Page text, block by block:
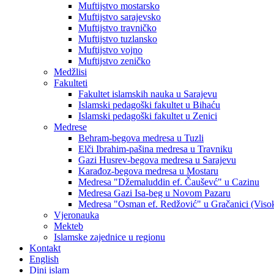
Muftijstvo mostarsko
Muftijstvo sarajevsko
Muftijstvo travničko
Muftijstvo tuzlansko
Muftijstvo vojno
Muftijstvo zeničko
Medžlisi
Fakulteti
Fakultet islamskih nauka u Sarajevu
Islamski pedagoški fakultet u Bihaću
Islamski pedagoški fakultet u Zenici
Medrese
Behram-begova medresa u Tuzli
Elči Ibrahim-pašina medresa u Travniku
Gazi Husrev-begova medresa u Sarajevu
Karađoz-begova medresa u Mostaru
Medresa "Džemaluddin ef. Čauševć" u Cazinu
Medresa Gazi Isa-beg u Novom Pazaru
Medresa "Osman ef. Redžović" u Gračanici
Vjeronauka
Mekteb
Islamske zajednice u regionu
Kontakt
English
Dini islam